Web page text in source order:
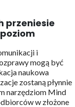
przeniesie
i
mogą być
naukowa
zostaną płynnie
narzędziom Mind
w złożone